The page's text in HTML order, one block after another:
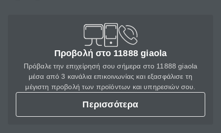
Προβολή στο 11888 giaola
Πρόβαλε την επιχείρησή σου σήμερα στο 11888 giaola
μέσα από 3 κανάλια επικοινωνίας και εξασφάλισε τη
μέγιστη προβολή των προϊόντων και υπηρεσιών σου.
Περισσότερα